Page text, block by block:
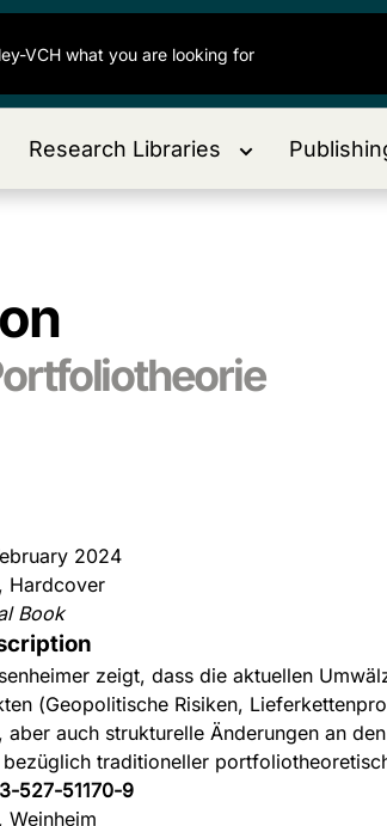
Research Libraries
2024
Hardcover
Book
zeigt, dass die aktuellen
(Geopolitische Risiken,
aber auch strukturelle Änderungen an
bezüglich traditioneller
527-51170-9
Weinheim